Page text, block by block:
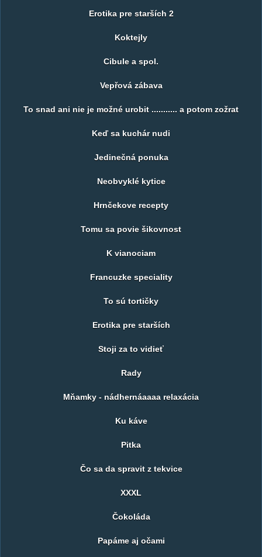
Erotika pre starších 2
Koktejly
Cibule a spol.
Vepřová zábava
To snad ani nie je možné urobit ........... a potom zožrat
Keď sa kuchár nudi
Jedinečná ponuka
Neobvyklé kytice
Hrnčekove recepty
Tomu sa povie šikovnost
K vianociam
Francuzke speciality
To sú tortičky
Erotika pre starších
Stoji za to vidieť
Rady
Mňamky - nádhernáaaaa relaxácia
Ku káve
Pitka
Čo sa da spravit z tekvice
XXXL
Čokoláda
Papáme aj očami